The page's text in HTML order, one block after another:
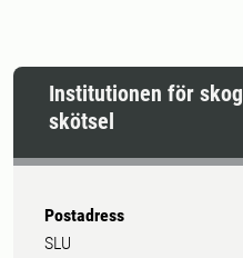
Institutionen för
skötsel
Postadress
SLU